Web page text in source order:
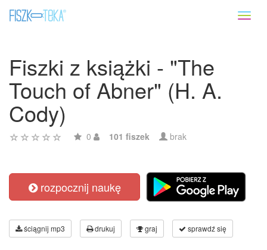
Fiszki z książki - "The
Touch of Abner" (H. A.
Cody)
0 101 fiszek brak
rozpocznij naukę
ściągnij mp3 drukuj graj sprawdź się